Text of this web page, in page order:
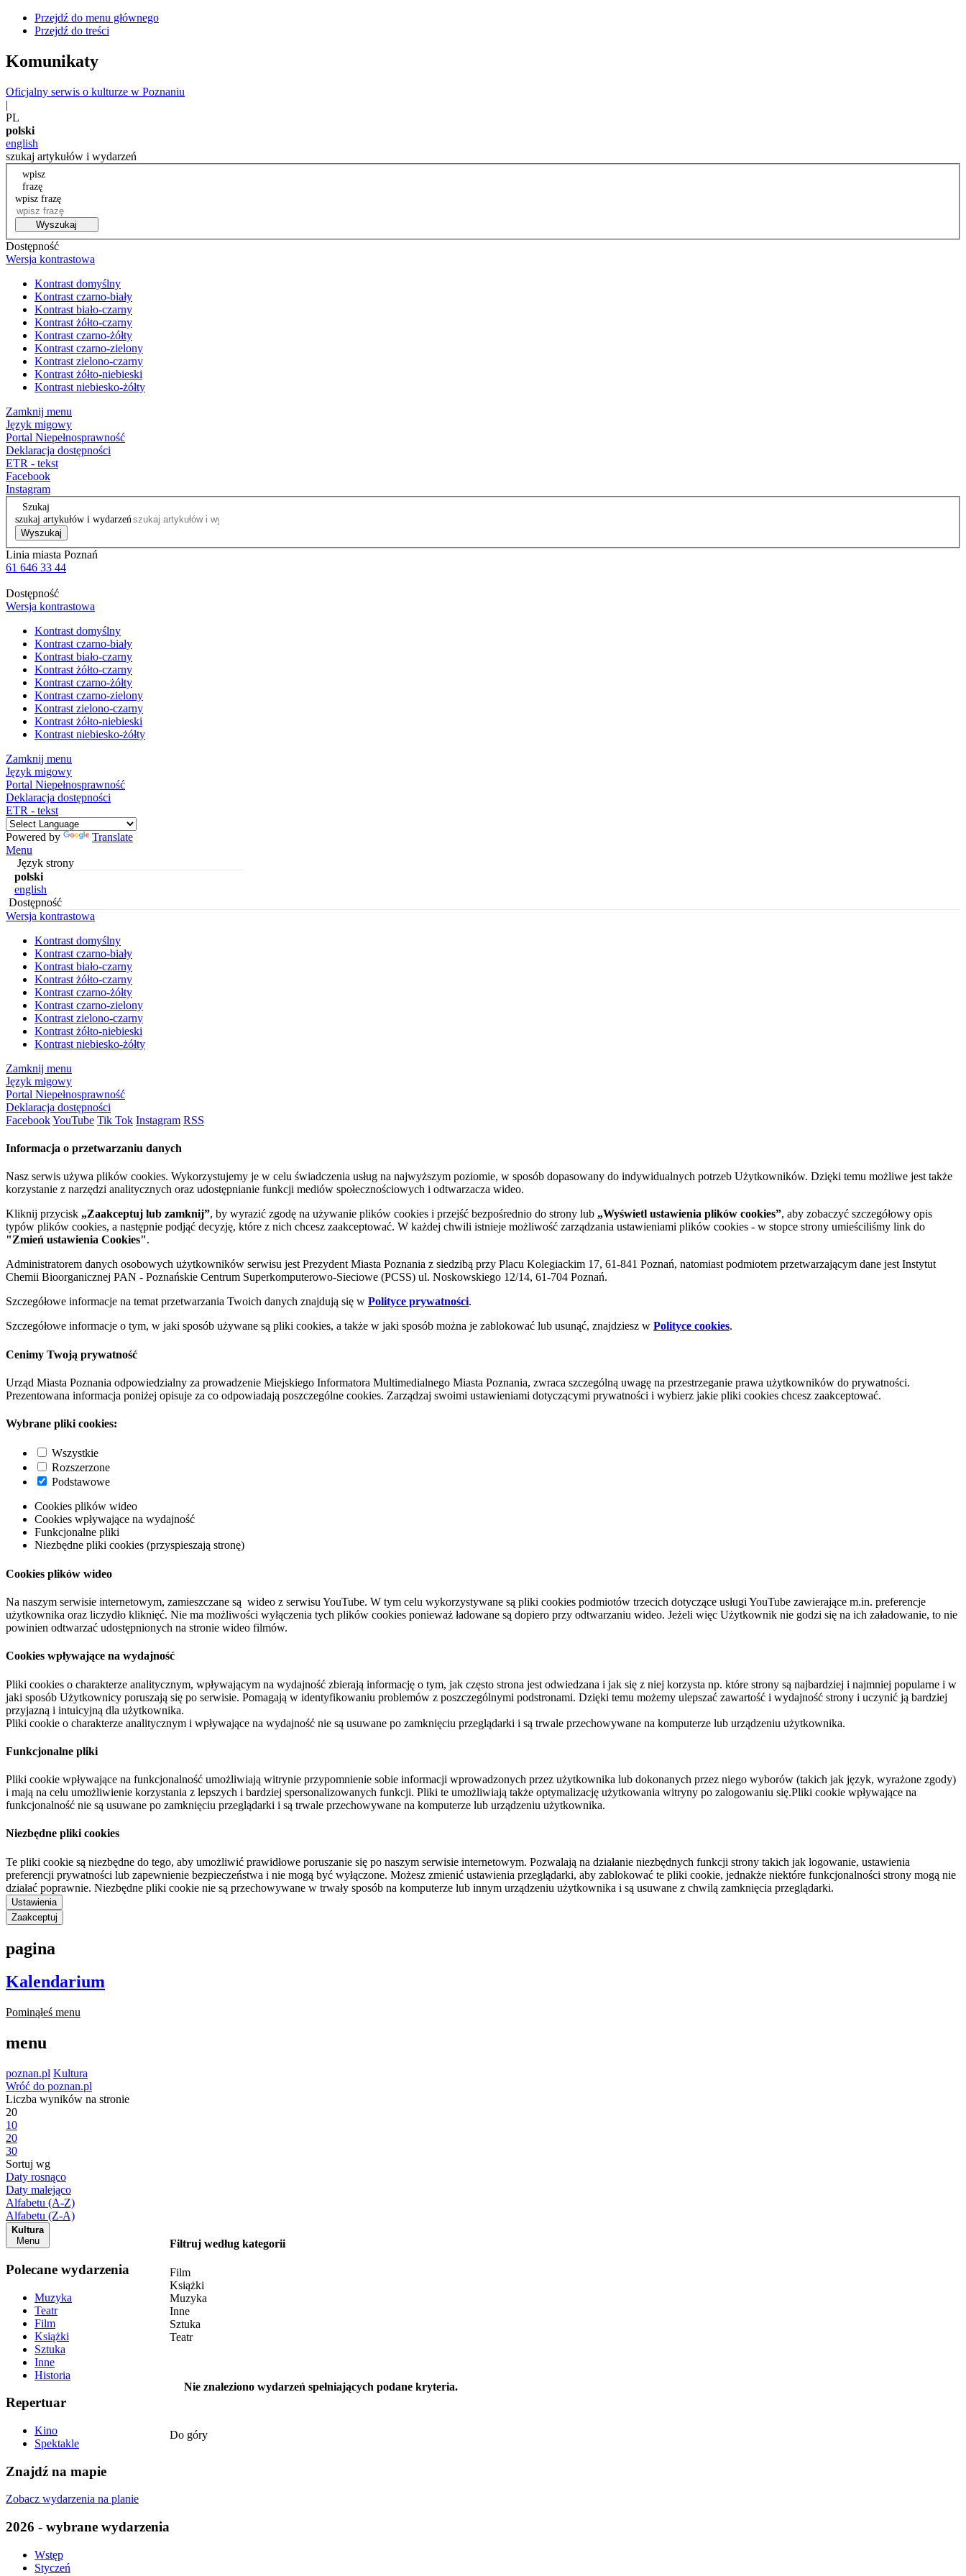
Przejdź do menu głównego
Przejdź do treści
Komunikaty
Oficjalny serwis o kulturze w Poznaniu
|
PL
polski
english
szukaj artykułów i wydarzeń
wpisz
frazę
wpisz frazę
Wyszukaj
Dostępność
Wersja kontrastowa
Kontrast domyślny
Kontrast czarno-biały
Kontrast biało-czarny
Kontrast żółto-czarny
Kontrast czarno-żółty
Kontrast czarno-zielony
Kontrast zielono-czarny
Kontrast żółto-niebieski
Kontrast niebiesko-żółty
Zamknij menu
Język migowy
Portal Niepełnosprawność
Deklaracja dostępności
ETR - tekst
Facebook
Instagram
Szukaj
szukaj artykułów i wydarzeń
Wyszukaj
Linia miasta Poznań
61 646 33 44
Dostępność
Wersja kontrastowa
Kontrast domyślny
Kontrast czarno-biały
Kontrast biało-czarny
Kontrast żółto-czarny
Kontrast czarno-żółty
Kontrast czarno-zielony
Kontrast zielono-czarny
Kontrast żółto-niebieski
Kontrast niebiesko-żółty
Zamknij menu
Język migowy
Portal Niepełnosprawność
Deklaracja dostępności
ETR - tekst
Powered by
Translate
Menu
Język strony
polski
english
Dostępność
Wersja kontrastowa
Kontrast domyślny
Kontrast czarno-biały
Kontrast biało-czarny
Kontrast żółto-czarny
Kontrast czarno-żółty
Kontrast czarno-zielony
Kontrast zielono-czarny
Kontrast żółto-niebieski
Kontrast niebiesko-żółty
Zamknij menu
Język migowy
Portal Niepełnosprawność
Deklaracja dostępności
FacebookYouTube Tik Tok Instagram RSS
Informacja o przetwarzaniu danych
Nasz serwis używa plików cookies. Wykorzystujemy je w celu świadczenia usług na najwyższym poziomie, w sposób dopasowany do indywidualnych potrzeb Użytkowników. Dzięki temu możliwe jest także
korzystanie z narzędzi analitycznych oraz udostępnianie funkcji mediów społecznościowych i odtwarzacza wideo.
Kliknij przycisk „Zaakceptuj lub zamknij”, by wyrazić zgodę na używanie plików cookies i przejść bezpośrednio do strony lub „Wyświetl ustawienia plików cookies”, aby zobaczyć szczegółowy opis
typów plików cookies, a następnie podjąć decyzję, które z nich chcesz zaakceptować. W każdej chwili istnieje możliwość zarządzania ustawieniami plików cookies - w stopce strony umieściliśmy link do
"Zmień ustawienia Cookies".
Administratorem danych osobowych użytkowników serwisu jest Prezydent Miasta Poznania z siedzibą przy Placu Kolegiackim 17, 61-841 Poznań, natomiast podmiotem przetwarzającym dane jest Instytut
Chemii Bioorganicznej PAN - Poznańskie Centrum Superkomputerowo-Sieciowe (PCSS) ul. Noskowskiego 12/14, 61-704 Poznań.
Szczegółowe informacje na temat przetwarzania Twoich danych znajdują się w Polityce prywatności.
Szczegółowe informacje o tym, w jaki sposób używane są pliki cookies, a także w jaki sposób można je zablokować lub usunąć, znajdziesz w Polityce cookies.
Cenimy Twoją prywatność
Urząd Miasta Poznania odpowiedzialny za prowadzenie Miejskiego Informatora Multimedialnego Miasta Poznania, zwraca szczególną uwagę na przestrzeganie prawa użytkowników do prywatności.
Prezentowana informacja poniżej opisuje za co odpowiadają poszczególne cookies. Zarządzaj swoimi ustawieniami dotyczącymi prywatności i wybierz jakie pliki cookies chcesz zaakceptować.
Wybrane pliki cookies:
Wszystkie
Rozszerzone
Podstawowe
Cookies plików wideo
Cookies wpływające na wydajność
Funkcjonalne pliki
Niezbędne pliki cookies (przyspieszają stronę)
Cookies plików wideo
Na naszym serwisie internetowym, zamieszczane są wideo z serwisu YouTube. W tym celu wykorzystywane są pliki cookies podmiotów trzecich dotyczące usługi YouTube zawierające m.in. preferencje
użytkownika oraz liczydło kliknięć. Nie ma możliwości wyłączenia tych plików cookies ponieważ ładowane są dopiero przy odtwarzaniu wideo. Jeżeli więc Użytkownik nie godzi się na ich załadowanie, to nie
powinien odtwarzać udostępnionych na stronie wideo filmów.
Cookies wpływające na wydajność
Pliki cookies o charakterze analitycznym, wpływającym na wydajność zbierają informację o tym, jak często strona jest odwiedzana i jak się z niej korzysta np. które strony są najbardziej i najmniej popularne i w
jaki sposób Użytkownicy poruszają się po serwisie. Pomagają w identyfikowaniu problemów z poszczególnymi podstronami. Dzięki temu możemy ulepszać zawartość i wydajność strony i uczynić ją bardziej
przyjazną i intuicyjną dla użytkownika.
Pliki cookie o charakterze analitycznym i wpływające na wydajność nie są usuwane po zamknięciu przeglądarki i są trwale przechowywane na komputerze lub urządzeniu użytkownika.
Funkcjonalne pliki
Pliki cookie wpływające na funkcjonalność umożliwiają witrynie przypomnienie sobie informacji wprowadzonych przez użytkownika lub dokonanych przez niego wyborów (takich jak język, wyrażone zgody)
i mają na celu umożliwienie korzystania z lepszych i bardziej spersonalizowanych funkcji. Pliki te umożliwiają także optymalizację użytkowania witryny po zalogowaniu się.Pliki cookie wpływające na
funkcjonalność nie są usuwane po zamknięciu przeglądarki i są trwale przechowywane na komputerze lub urządzeniu użytkownika.
Niezbędne pliki cookies
Te pliki cookie są niezbędne do tego, aby umożliwić prawidłowe poruszanie się po naszym serwisie internetowym. Pozwalają na działanie niezbędnych funkcji strony takich jak logowanie, ustawienia
preferencji prywatności lub zapewnienie bezpieczeństwa i nie mogą być wyłączone. Możesz zmienić ustawienia przeglądarki, aby zablokować te pliki cookie, jednakże niektóre funkcjonalności strony mogą nie
działać poprawnie. Niezbędne pliki cookie nie są przechowywane w trwały sposób na komputerze lub innym urządzeniu użytkownika i są usuwane z chwilą zamknięcia przeglądarki.
Ustawienia
Zaakceptuj
pagina
Kalendarium
Pominąłeś menu
menu
poznan.pl Kultura
Wróć do poznan.pl
Liczba wyników na stronie
20
10
20
30
Sortuj wg
Daty rosnąco
Daty malejąco
Alfabetu (A-Z)
Alfabetu (Z-A)
Kultura
Menu
Polecane wydarzenia
Muzyka
Teatr
Film
Książki
Sztuka
Inne
Historia
Repertuar
Kino
Spektakle
Znajdź na mapie
Zobacz wydarzenia na planie
2026 - wybrane wydarzenia
Wstęp
Styczeń
Filtruj według kategorii
Film
Książki
Muzyka
Inne
Sztuka
Teatr
Nie znaleziono wydarzeń spełniających podane kryteria.
Do góry